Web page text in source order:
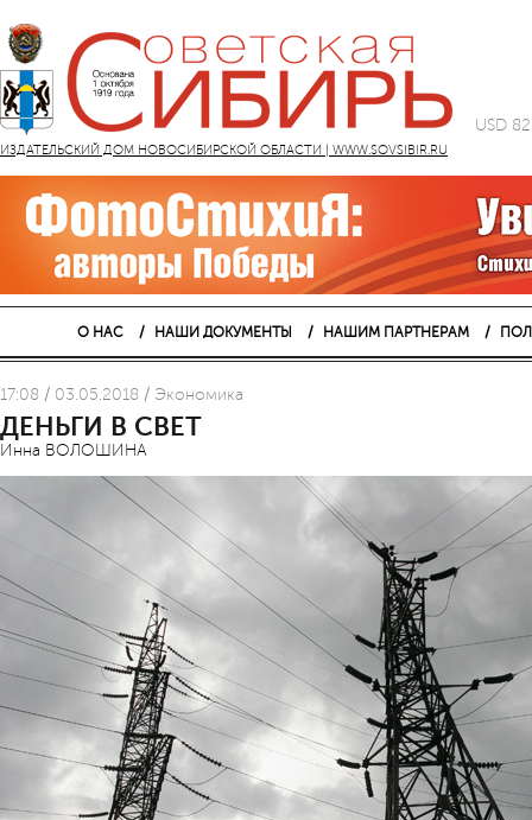
ИЗДАТЕЛЬСКИЙ ДОМ НОВОСИБИРСКОЙ ОБЛАСТИ | WWW.SOVSIBIR.RU
USD
О НАС НАШИ ДОКУМЕНТЫ НАШИМ ПАРТНЕРАМ
17:08 / 03.05.2018 / Экономика
ДЕНЬГИ В СВЕТ
Инна ВОЛОШИНА